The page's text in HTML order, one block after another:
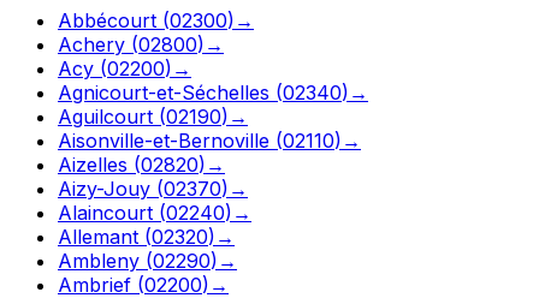
Abbécourt (02300) →
Achery (02800) →
Acy (02200) →
Agnicourt-et-Séchelles (02340) →
Aguilcourt (02190) →
Aisonville-et-Bernoville (02110) →
Aizelles (02820) →
Aizy-Jouy (02370) →
Alaincourt (02240) →
Allemant (02320) →
Ambleny (02290) →
Ambrief (02200) →